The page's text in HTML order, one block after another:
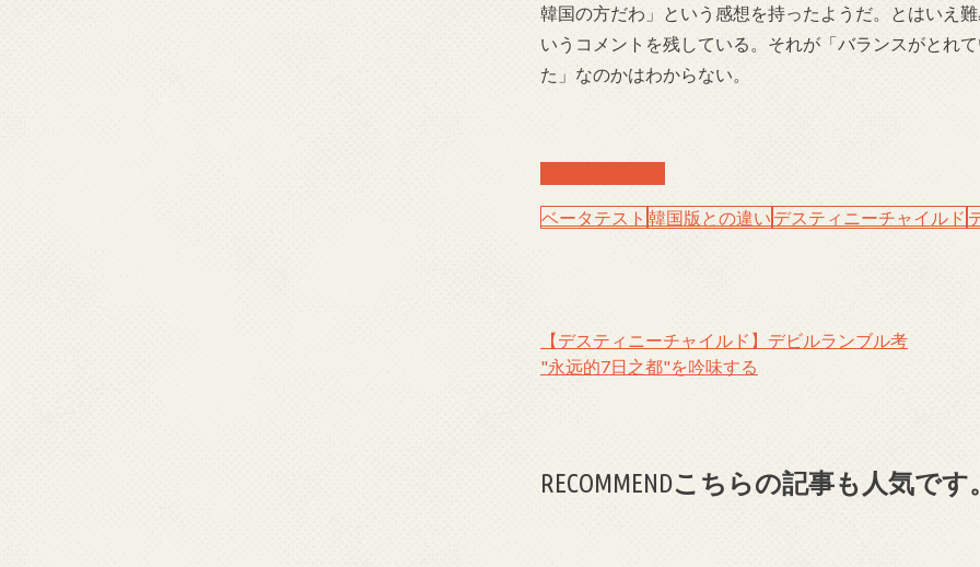
韓国の方だわ」という感想を持ったようだ。とはいえ
いうコメントを残している。それが「バランスがとれ
た」なのかはわからない。
ベータテスト 韓国版との違い デスティニーチャイルド
【デスティニーチャイルド】デビルランブル考
"永远的7日之都"を吟味する
RECOMMENDこちらの記事も人気です